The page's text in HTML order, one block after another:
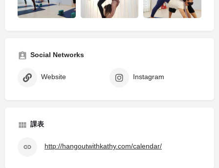
Social Networks
Website Instagram
課表
http://hangoutwithkathy.com/calendar/